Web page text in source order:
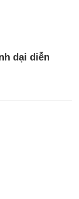
dại diễn